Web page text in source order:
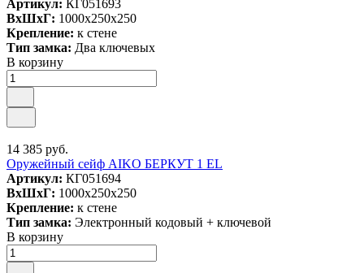
Артикул: КГ051693
ВxШxГ: 1000x250x250
Крепление: к стене
Тип замка: Два ключевых
В корзину
14 385 руб.
Оружейный сейф AIKO БЕРКУТ 1 EL
Артикул: КГ051694
ВxШxГ: 1000x250x250
Крепление: к стене
Тип замка: Электронный кодовый + ключевой
В корзину